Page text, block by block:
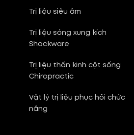
Trị liệu siêu âm
Trị liệu sóng xung kích
Shockware
Trị liệu thần kinh cột sống
Chiropractic
Vật lý trị liệu phục hồi chức
năng